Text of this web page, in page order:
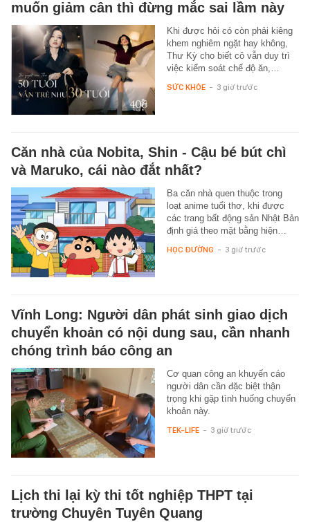
muốn giảm cân thì đừng mắc sai lầm này
Khi được hỏi có còn phải kiêng
khem nghiêm ngặt hay không,
Thư Kỳ cho biết cô vẫn duy trì
việc kiểm soát chế độ ăn,…
SỨC KHỎE - 3 giờ trước
Căn nhà của Nobita, Shin - Cậu bé bút chì
và Maruko, cái nào đắt nhất?
Ba căn nhà quen thuộc trong
loạt anime tuổi thơ, khi được
các trang bất động sản Nhật Bản
định giá theo mặt bằng hiện…
HỌC ĐƯỜNG - 3 giờ trước
Vĩnh Long: Người dân phát sinh giao dịch
chuyển khoản có nội dung sau, cần nhanh
chóng trình báo công an
Cơ quan công an khuyến cáo
người dân cần đặc biệt thận
trọng khi gặp tình huống chuyển
khoản này.
TEK-LIFE - 3 giờ trước
Lịch thi lại kỳ thi tốt nghiệp THPT tại
trường Chuyên Tuyên Quang